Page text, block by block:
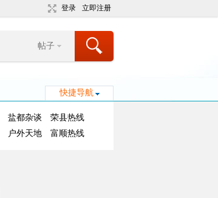
登录 立即注册
帖子
快捷导航
盐都杂谈
荣县热线
户外天地 富顺热线